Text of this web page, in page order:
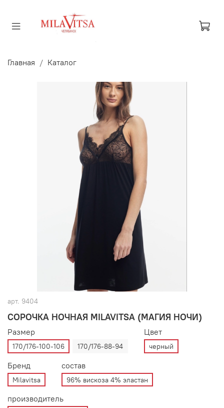
Главная Каталог
арт. 9404
СОРОЧКА НОЧНАЯ MILAVITSA (МАГИЯ НОЧИ)
Размер
170/176-100-106 170/176-88-94
Цвет
черный
Бренд
Milavitsa
состав
96% вискоза 4% эластан
производитель